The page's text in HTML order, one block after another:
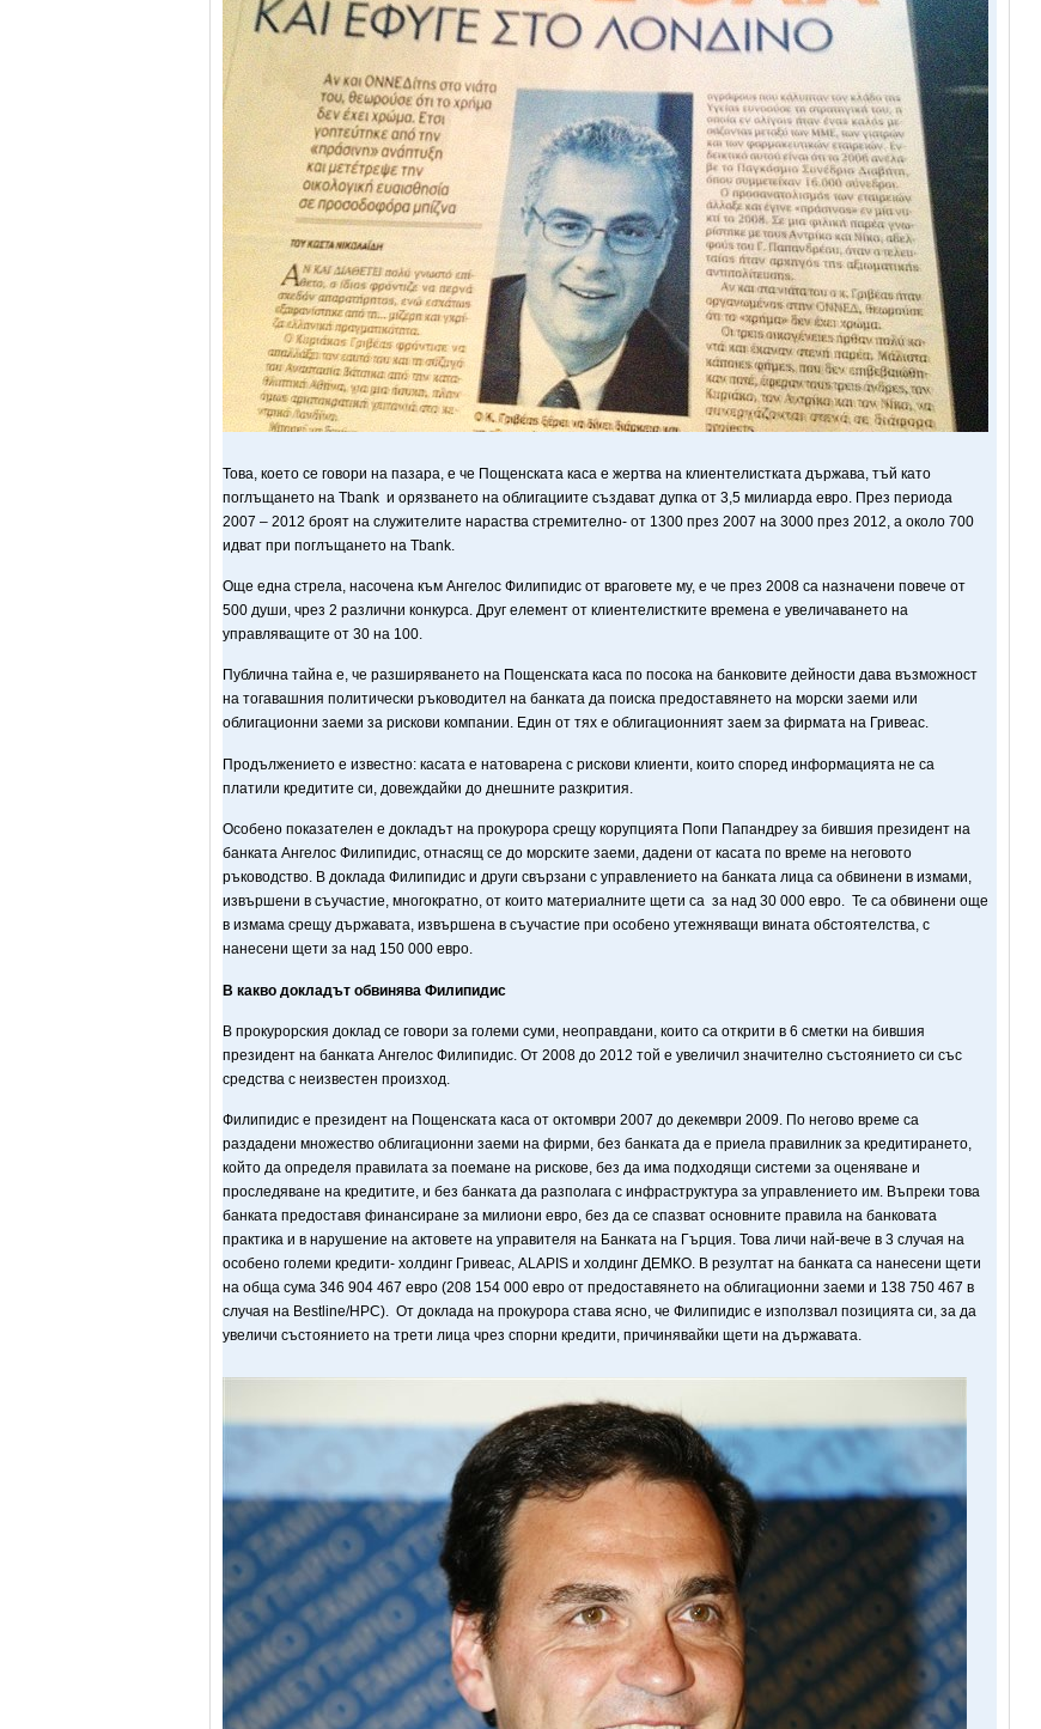
Това, което се говори на пазара, е че Пощенската каса е жертва на клиентелистката държава, тъй като
поглъщането на Tbank и орязването на облигациите създават дупка от 3,5 милиарда евро. През периода
2007 – 2012 броят на служителите нараства стремително- от 1300 през 2007 на 3000 през 2012, а около 700
идват при поглъщането на Tbank.
Още една стрела, насочена към Ангелос Филипидис от враговете му, е че през 2008 са назначени повече от
500 души, чрез 2 различни конкурса. Друг елемент от клиентелистките времена е увеличаването на
управляващите от 30 на 100.
Публична тайна е, че разширяването на Пощенската каса по посока на банковите дейности дава възможност
на тогавашния политически ръководител на банката да поиска предоставянето на морски заеми или
облигационни заеми за рискови компании. Един от тях е облигационният заем за фирмата на Гривеас.
Продължението е известно: касата е натоварена с рискови клиенти, които според информацията не са
платили кредитите си, довеждайки до днешните разкрития.
Особено показателен е докладът на прокурора срещу корупцията Попи Папандреу за бившия президент на
банката Ангелос Филипидис, отнасящ се до морските заеми, дадени от касата по време на неговото
ръководство. В доклада Филипидис и други свързани с управлението на банката лица са обвинени в измами,
извършени в съучастие, многократно, от които материалните щети са за над 30 000 евро. Те са обвинени още
в измама срещу държавата, извършена в съучастие при особено утежняващи вината обстоятелства, с
нанесени щети за над 150 000 евро.
В какво докладът обвинява Филипидис
В прокурорския доклад се говори за големи суми, неоправдани, които са открити в 6 сметки на бившия
президент на банката Ангелос Филипидис. От 2008 до 2012 той е увеличил значително състоянието си със
средства с неизвестен произход.
Филипидис е президент на Пощенската каса от октомври 2007 до декември 2009. По негово време са
раздадени множество облигационни заеми на фирми, без банката да е приела правилник за кредитирането,
който да определя правилата за поемане на рискове, без да има подходящи системи за оценяване и
проследяване на кредитите, и без банката да разполага с инфраструктура за управлението им. Въпреки това
банката предоставя финансиране за милиони евро, без да се спазват основните правила на банковата
практика и в нарушение на актовете на управителя на Банката на Гърция. Това личи най-вече в 3 случая на
особено големи кредити- холдинг Гривеас, ALAPIS и холдинг ДЕМКО. В резултат на банката са нанесени щети
на обща сума 346 904 467 евро (208 154 000 евро от предоставянето на облигационни заеми и 138 750 467 в
случая на Bestline/HPC). От доклада на прокурора става ясно, че Филипидис е използвал позицията си, за да
увеличи състоянието на трети лица чрез спорни кредити, причинявайки щети на държавата.